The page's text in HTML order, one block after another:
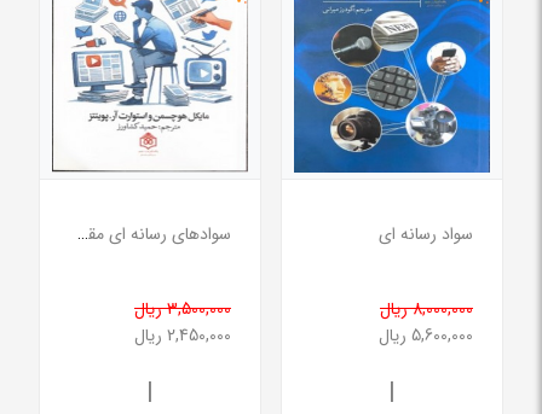
سواد رسانه ای
8,000,000 ریال
5,600,000 ریال
|
سوادهای رسانه ای مقدمه ای انتقادی
3,500,000 ریال
2,450,000 ریال
|